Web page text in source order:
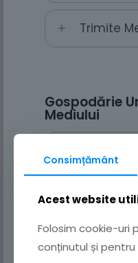
Trimite
Gospodărie
Mediului
Contact
Program
Consimțământ
Acest website
Folosim cookie-uri
conținutul și